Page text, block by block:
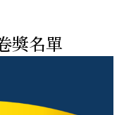
獎名單